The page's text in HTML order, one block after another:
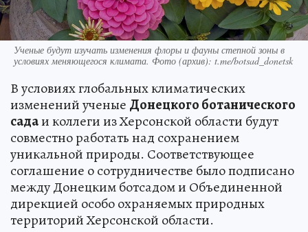
Ученые будут изучать изменения флоры и фауны степной зоны в
условиях меняющегося климата. Фото (архив): t.me/botsad_donetsk
В условиях глобальных климатических
изменений ученые Донецкого ботанического
садаи коллеги из Херсонской области будут
совместно работать над сохранением
уникальной природы. Соответствующее
соглашение о сотрудничестве было подписано
между Донецким ботсадом и Объединенной
дирекцией особо охраняемых природных
территорий Херсонской области.